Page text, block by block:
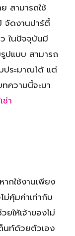
สามารถใช้
จัดงานปาร์ตี้
ในปัจจุบันมี
รูปแบบ สามารถ
ประมาณได้ แต่
ความนี้จะมา
ช่า
กใช้งานเพียง
ม่คุ้มค่าเท่ากับ
ยให้เจ้าของไม่
นท์ด้วยตัวเอง